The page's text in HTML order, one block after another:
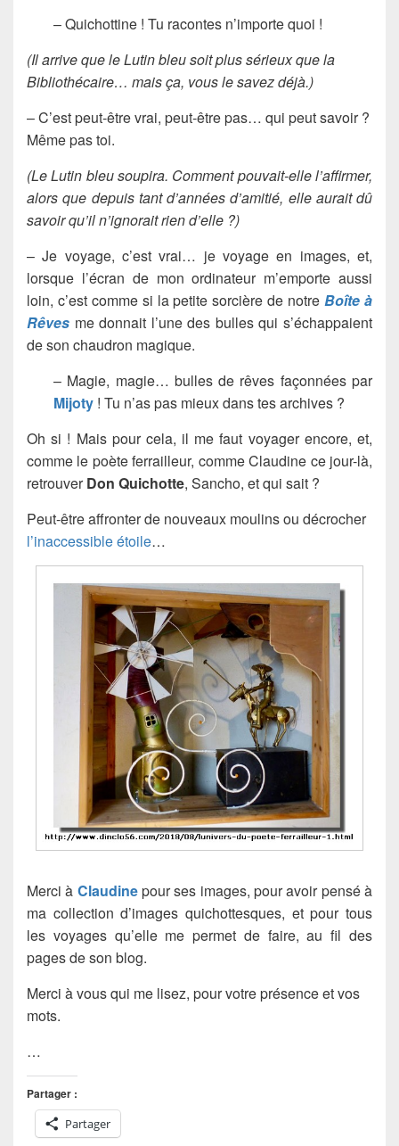
– Quichottine ! Tu racontes n’importe quoi !
(Il arrive que le Lutin bleu soit plus sérieux que la
Bibliothécaire… mais ça, vous le savez déjà.)
– C’est peut-être vrai, peut-être pas… qui peut savoir ?
Même pas toi.
(Le Lutin bleu soupira. Comment pouvait-elle l’affirmer,
alors que depuis tant d’années d’amitié, elle aurait dû
savoir qu’il n’ignorait rien d’elle ?)
– Je voyage, c’est vrai… je voyage en images, et,
lorsque l’écran de mon ordinateur m’emporte aussi
loin, c’est comme si la petite sorcière de notreBoîte à
Rêves me donnait l’une des bulles qui s’échappaient
de son chaudron magique.
– Magie, magie… bulles de rêves façonnées par
Mijoty ! Tu n’as pas mieux dans tes archives ?
Oh si ! Mais pour cela, il me faut voyager encore, et,
comme le poète ferrailleur, comme Claudine ce jour-là,
retrouverDon Quichotte, Sancho, et qui sait ?
Peut-être affronter de nouveaux moulins ou décrocher
l’inaccessible étoile…
Merci à Claudinepour ses images, pour avoir pensé à
ma collection d’images quichottesques, et pour tous
les voyages qu’elle me permet de faire, au fil des
pages de son blog.
Merci à vous qui me lisez, pour votre présence et vos
mots.
…
Partager :
Partager